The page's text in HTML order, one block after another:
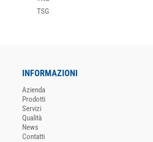
TSG
INFORMAZIONI
Azienda
Prodotti
Servizi
Qualità
News
Contatti